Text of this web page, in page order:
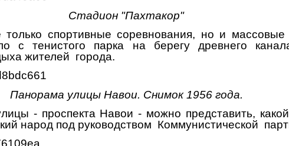
Стадион "Пахтакор"
спортивные соревнования, но и
с тенистого парка на берегу древнего
жителей города.
Панорама улицы Навои. Снимок 1956 года.
- проспекта Навои - можно представить,
народ под руководством Коммунистической